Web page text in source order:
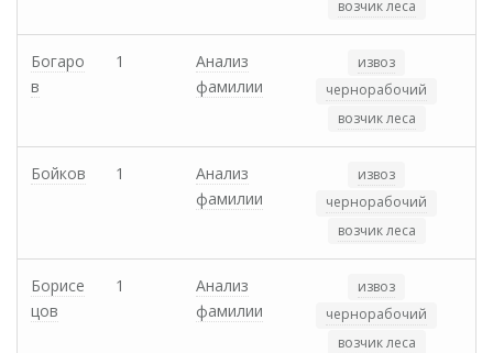
возчик леса
Богаро
в
1
Анализ
фамилии
извоз
чернорабочий
возчик леса
Бойков 1
Анализ
фамилии
извоз
чернорабочий
возчик леса
Борисе
цов
1
Анализ
фамилии
извоз
чернорабочий
возчик леса